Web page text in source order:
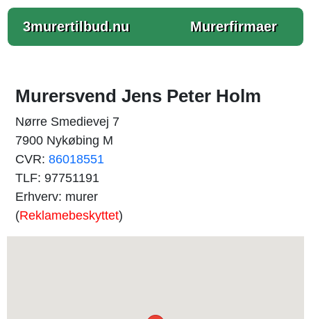
3murertilbud.nu Murerfirmaer
Murersvend Jens Peter Holm
Nørre Smedievej 7
7900 Nykøbing M
CVR: 86018551
TLF: 97751191
Erhverv: murer
(Reklamebeskyttet)